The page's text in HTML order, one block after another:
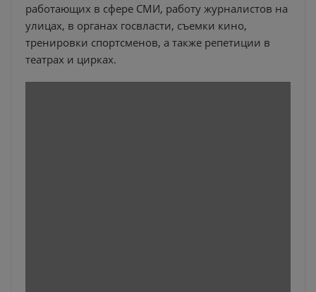
работающих в сфере СМИ, работу журналистов на
улицах, в органах госвласти, съемки кино,
тренировки спортсменов, а также репетиции в
театрах и цирках.